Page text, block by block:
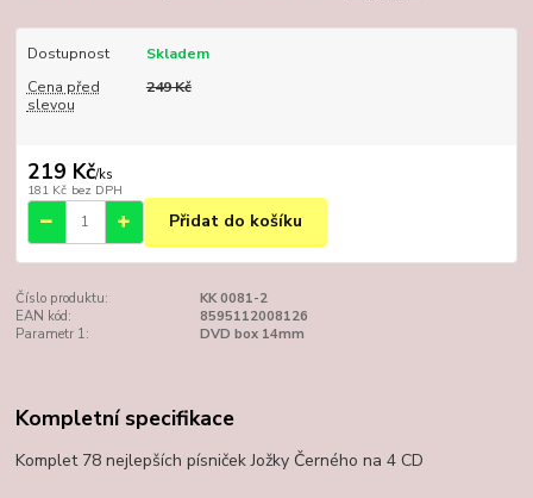
Dostupnost
Skladem
Cena před
slevou
249 Kč
219 Kč/ks
181 Kč bez DPH
Přidat do košíku
Číslo produktu:
KK 0081-2
EAN kód:
8595112008126
Parametr 1:
DVD box 14mm
Kompletní specifikace
Komplet 78 nejlepších písniček Jožky Černého na 4 CD